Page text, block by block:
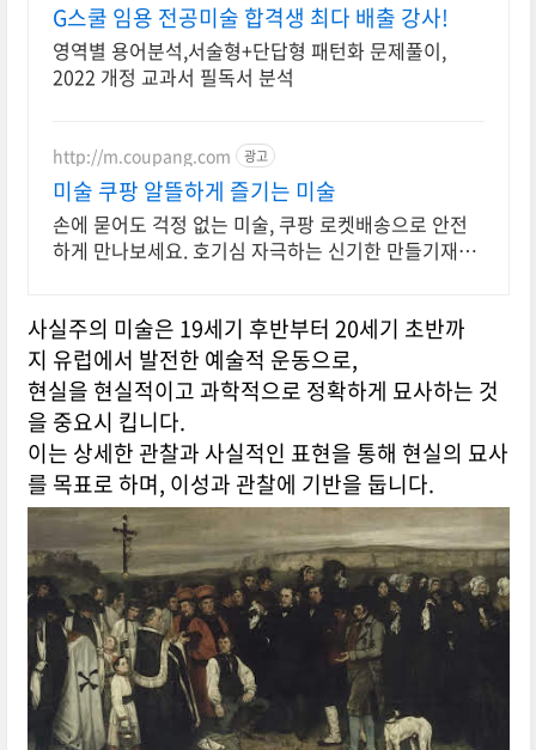
G스쿨 임용 전공미술 합격생 최다 배출 강사!
영역별 용어분석,서술형+단답형 패턴화 문제풀이,
2022 개정 교과서 필독서 분석
http://m.coupang.com 광고
미술 쿠팡 알뜰하게 즐기는 미술
손에 묻어도 걱정 없는 미술, 쿠팡 로켓배송으로 안전
하게 만나보세요. 호기심 자극하는 신기한 만들기재료,
사실주의 미술은 19세기 후반부터 20세기 초반까
지 유럽에서 발전한 예술적 운동으로,
현실을 현실적이고 과학적으로 정확하게 묘사하는 것
을 중요시 킵니다.
이는 상세한 관찰과 사실적인 표현을 통해 현실의 묘사
를 목표로 하며, 이성과 관찰에 기반을 둡니다.